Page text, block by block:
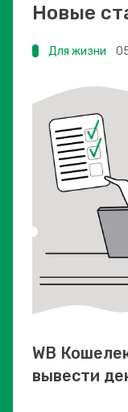
Новые
Для жизни
WB
вывести